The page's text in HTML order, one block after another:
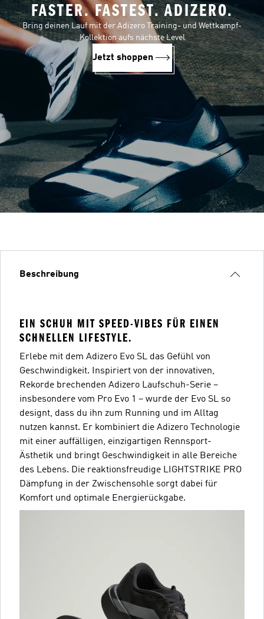
FASTER. FASTEST. ADIZERO.
Bring deinen Lauf mit der Adizero Training- und Wettkampf-
Kollektion aufs nächste Level
Jetzt shoppen
Beschreibung
EIN SCHUH MIT SPEED-VIBES FÜR EINEN
SCHNELLEN LIFESTYLE.
Erlebe mit dem Adizero Evo SL das Gefühl von
Geschwindigkeit. Inspiriert von der innovativen,
Rekorde brechenden Adizero Laufschuh-Serie –
insbesondere vom Pro Evo 1 – wurde der Evo SL so
designt, dass du ihn zum Running und im Alltag
nutzen kannst. Er kombiniert die Adizero Technologie
mit einer auffälligen, einzigartigen Rennsport-
Ästhetik und bringt Geschwindigkeit in alle Bereiche
des Lebens. Die reaktionsfreudige LIGHTSTRIKE PRO
Dämpfung in der Zwischensohle sorgt dabei für
Komfort und optimale Energierückgabe.